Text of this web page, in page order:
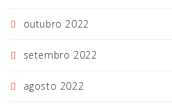
outubro 2022
setembro 2022
agosto 2022